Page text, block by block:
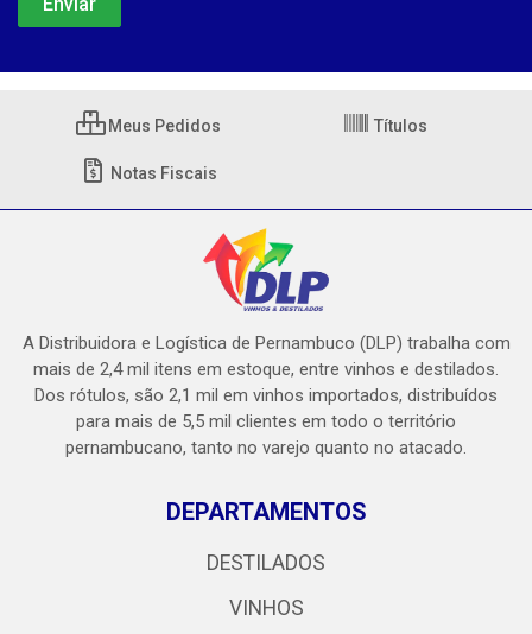
Meus Pedidos Títulos
Notas Fiscais
A Distribuidora e Logística de Pernambuco (DLP) trabalha com
mais de 2,4 mil itens em estoque, entre vinhos e destilados.
Dos rótulos, são 2,1 mil em vinhos importados, distribuídos
para mais de 5,5 mil clientes em todo o território
pernambucano, tanto no varejo quanto no atacado.
DEPARTAMENTOS
DESTILADOS
VINHOS